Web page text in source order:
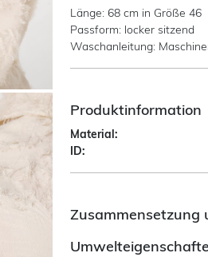
Länge: 68 cm in Größe 46
Passform: locker sitzend
Waschanleitung:
Produktinformation
Material:
ID:
Zusammensetzung